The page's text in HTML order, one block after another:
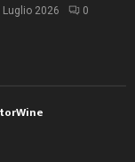
Luglio 2026 0